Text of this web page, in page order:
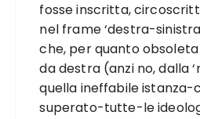
fosse inscritta,
nel frame ‘destra-
che, per quanto
da destra (anzi no, dalla
quella ineffabile
superato-tutte-le